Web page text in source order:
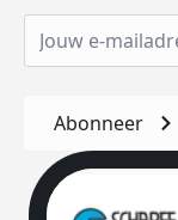
Abonneer